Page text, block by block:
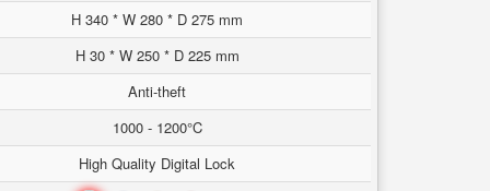
H 340 * W 280 * D 275 mm
H 30 * W 250 * D 225 mm
Anti-theft
1000 - 1200°C
High Quality Digital Lock